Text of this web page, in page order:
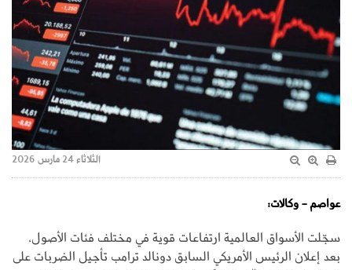
الثلاثاء 24 مارس 2026
عواصم - وكالات:
سجّلت الأسواق العالمية ارتفاعات قوية في مختلف فئات الأصول،
بعد إعلان الرئيس الأمريكي السابق دونالد ترامب تأجيل الضربات على